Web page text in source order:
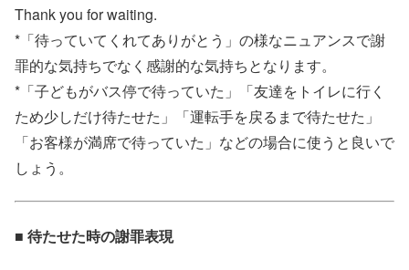
Thank you for waiting.
*「待っていてくれてありがとう」の様なニュアンスで謝
罪的な気持ちでなく感謝的な気持ちとなります。
*「子どもがバス停で待っていた」「友達をトイレに行く
ため少しだけ待たせた」「運転手を戻るまで待たせた」
「お客様が満席で待っていた」などの場合に使うと良いで
しょう。
■ 待たせた時の謝罪表現